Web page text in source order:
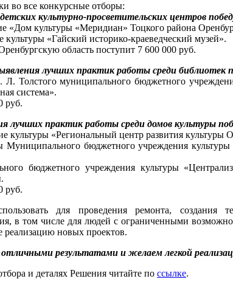
во все конкурсные отборы:
культурно-просветительских центров
«Дом культуры «Меридиан» Тоцкого района
«Гайский историко-краеведческий музей».
область поступит 7 600 000 руб.
лучших практик работы среди библиотек
Л. Толстого муниципального бюджетного
система».
руб.
лучших практик работы среди домов культуры
культуры «Региональный центр развития культуры
Муниципального бюджетного учреждения культуры
бюджетного учреждения культуры
руб.
для проведения ремонта, создания
в том числе для людей с ограниченными
реализацию новых проектов.
результатами и желаем легкой
и деталях Решения читайте по ссылке.